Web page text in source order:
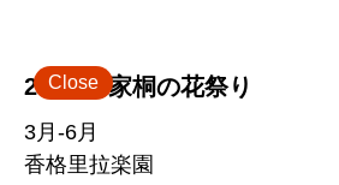
2026 客家桐の花祭り
3月-6月
香格里拉楽園
Close